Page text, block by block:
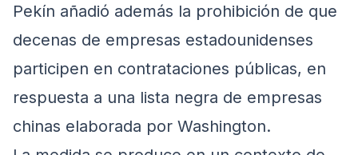
Pekín añadió además la prohibición de que
decenas de empresas estadounidenses
participen en contrataciones públicas, en
respuesta a una lista negra de empresas
chinas elaborada por Washington.